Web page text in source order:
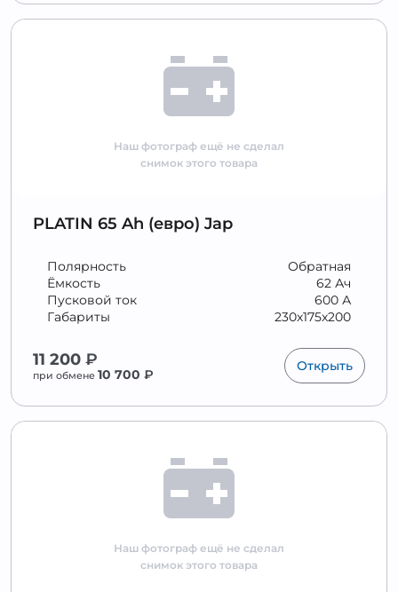
Наш фотограф ещё не сделал
снимок этого товара
PLATIN 65 Ah (евро) Jap
Обратная
Полярность
62 Ач
Ёмкость
600 А
Пусковой ток
230x175x200
Габариты
11 200 ₽
при обмене 10 700 ₽
Открыть
Наш фотограф ещё не сделал
снимок этого товара